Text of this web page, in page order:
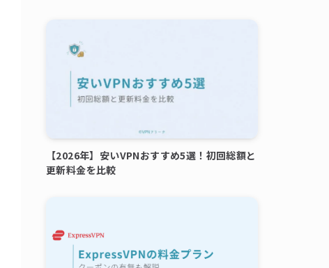
【2026年】安いVPNおすすめ5選！初回総額と
更新料金を比較